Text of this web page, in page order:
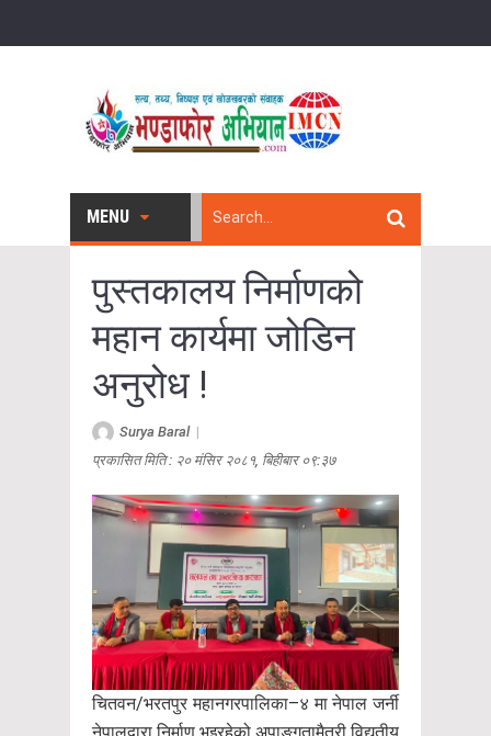
MENU
पुस्तकालय निर्माणको
महान कार्यमा जोडिन
अनुरोध !
Surya Baral|
प्रकासित मिति : २० मंसिर २०८१, बिहीबार ०९:३७
चितवन/भरतपुर महानगरपालिका–४ मा नेपाल जर्नी